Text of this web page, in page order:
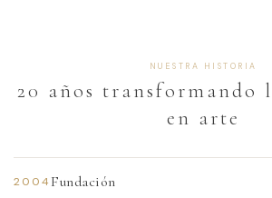
NUESTRA HISTORIA
20 años transformando
en arte
2004Fundación